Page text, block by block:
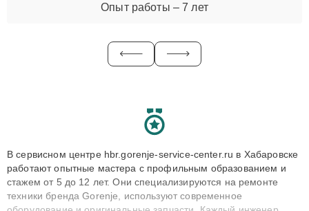
Опыт работы – 7 лет
В сервисном центре hbr.gorenje-service-center.ru в Хабаровске
работают опытные мастера с профильным образованием и
стажем от 5 до 12 лет. Они специализируются на ремонте
техники бренда Gorenje, используют современное